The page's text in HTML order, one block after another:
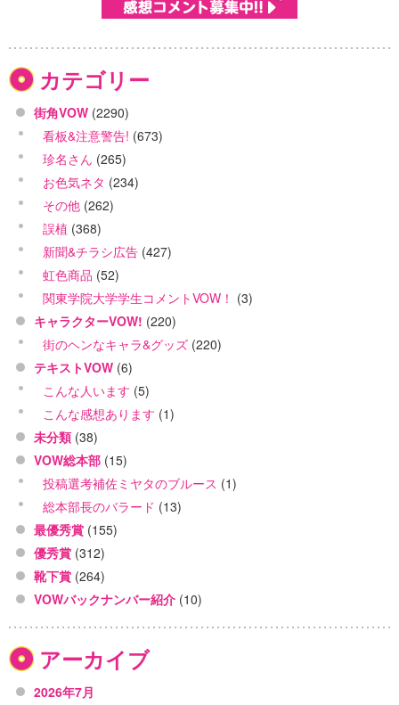
カテゴリー
街角VOW (2290)
看板&注意警告! (673)
珍名さん (265)
お色気ネタ (234)
その他 (262)
誤植 (368)
新聞&チラシ広告 (427)
虹色商品 (52)
関東学院大学学生コメントVOW！ (3)
キャラクターVOW! (220)
街のヘンなキャラ&グッズ (220)
テキストVOW (6)
こんな人います (5)
こんな感想あります (1)
未分類 (38)
VOW総本部 (15)
投稿選考補佐ミヤタのブルース (1)
総本部長のバラード (13)
最優秀賞 (155)
優秀賞 (312)
靴下賞 (264)
VOWバックナンバー紹介 (10)
アーカイブ
2026年7月